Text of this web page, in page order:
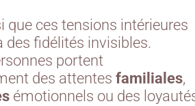
que ces tensions intérieures
des fidélités invisibles.
portent
des attentes familiales,
émotionnels ou des